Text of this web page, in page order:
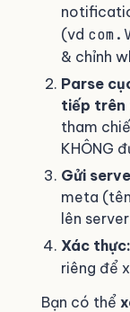
(vd
& chỉnh
Parse
tiếp trên
tham
KHÔNG
Gửi
meta
lên
Xác thực:
riêng để
Bạn có thể